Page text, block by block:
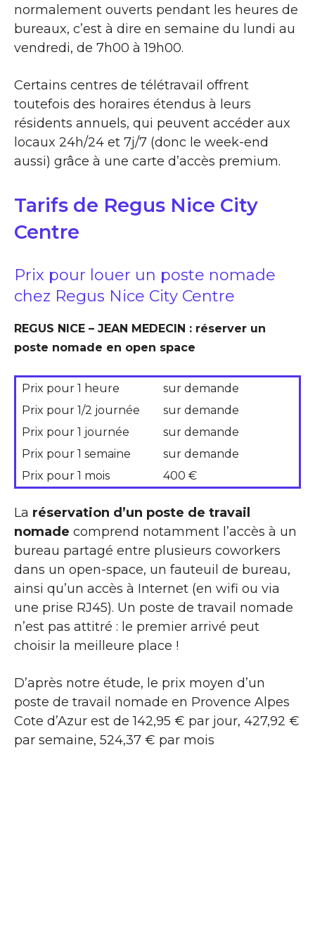
normalement ouverts pendant les heures de
bureaux, c’est à dire en semaine du lundi au
vendredi, de 7h00 à 19h00.
Certains centres de télétravail offrent
toutefois des horaires étendus à leurs
résidents annuels, qui peuvent accéder aux
locaux 24h/24 et 7j/7 (donc le week-end
aussi) grâce à une carte d’accès premium.
Tarifs de Regus Nice City
Centre
Prix pour louer un poste nomade
chez Regus Nice City Centre
REGUS NICE – JEAN MEDECIN : réserver un
poste nomade en open space
Prix pour 1 heure
sur demande
Prix pour 1/2 journée
sur demande
Prix pour 1 journée
sur demande
Prix pour 1 semaine
sur demande
Prix pour 1 mois
400 €
La réservation d’un poste de travail
nomade comprend notamment l’accès à un
bureau partagé entre plusieurs coworkers
dans un open-space, un fauteuil de bureau,
ainsi qu’un accès à Internet (en wifi ou via
une prise RJ45). Un poste de travail nomade
n’est pas attitré : le premier arrivé peut
choisir la meilleure place !
D’après notre étude, le prix moyen d’un
poste de travail nomade en Provence Alpes
Cote d’Azur est de 142,95 € par jour, 427,92 €
par semaine, 524,37 € par mois